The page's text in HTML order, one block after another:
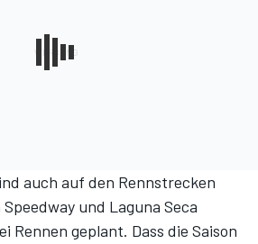
auch auf den Rennstrecken
und Laguna Seca
Rennen geplant. Dass die Saison